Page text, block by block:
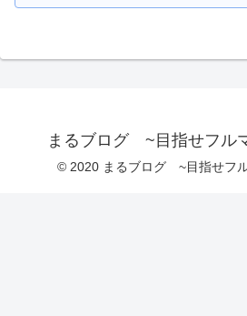
まるブログ ~目指せフル
© 2020 まるブログ ~目指せフル